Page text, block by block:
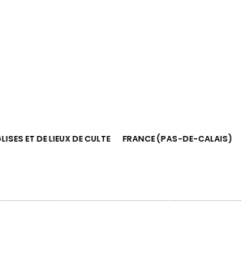
ET DE LIEUX DE CULTE
FRANCE (PAS-DE-CALAIS)